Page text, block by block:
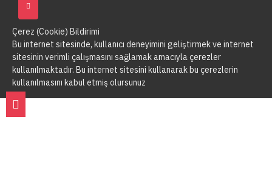
Çerez (Cookie) Bildirimi
Bu internet sitesinde, kullanıcı deneyimini geliştirmek ve internet
sitesinin verimli çalışmasını sağlamak amacıyla çerezler
kullanılmaktadır. Bu internet sitesini kullanarak bu çerezlerin
kullanılmasını kabul etmiş olursunuz